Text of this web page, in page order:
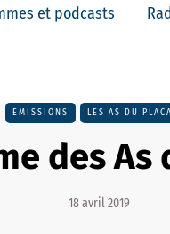
et podcasts
EMISSIONS LES AS DU
des As
18 avril 2019